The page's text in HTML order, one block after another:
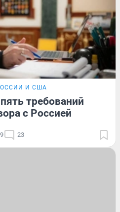
И США
требований
с Россией
23